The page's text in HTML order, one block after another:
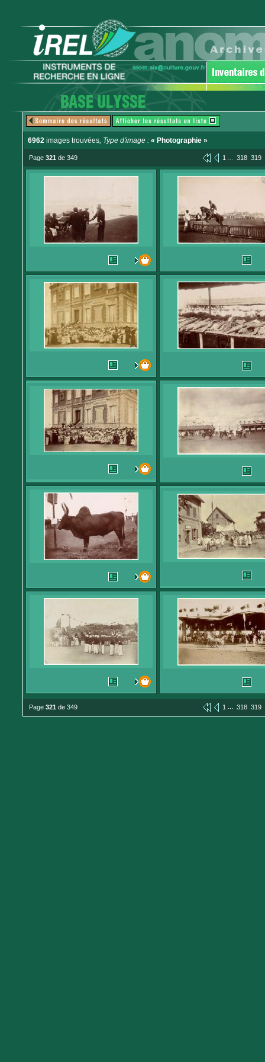
6962 images trouvées, Type d'image : « Photographie »
Page 321 de 349 1 ... 318 319
Page 321 de 349 1 ... 318 319